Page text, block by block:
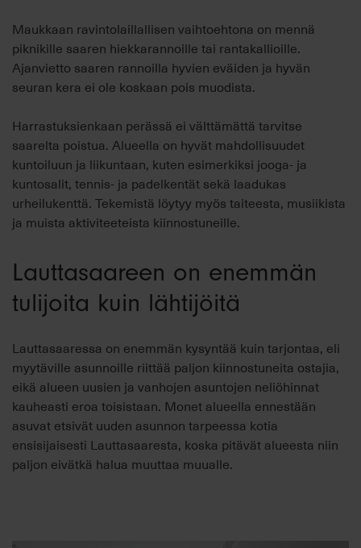
Maukkaan ravintolaillallisen vaihtoehtona on mennä
piknikille saaren hiekkarannoille tai rantakallioille.
Ajanvietto saaren rannoilla hyvien eväiden ja hyvän
seuran kera ei ole koskaan pois muodista.
Harrastuksienkaan perässä ei välttämättä tarvitse
saarelta poistua. Alueella on hyvät mahdollisuudet
kuntoiluun ja liikuntaan, kuten esimerkiksi jooga- ja
kuntosalit, tennis- ja padelkentät sekä laadukas
urheilukenttä. Tekemistä löytyy myös taiteesta, musiikista
ja muista aktiviteeteista kiinnostuneille.
Lauttasaareen on enemmän
tulijoita kuin lähtijöitä
Lauttasaaressa on enemmän kysyntää kuin tarjontaa, eli
myytäville asunnoille riittää paljon kiinnostuneita ostajia,
eikä alueen uusien ja vanhojen asuntojen neliöhinnat
kauheasti eroa toisistaan. Monet alueella ennestään
asuvat etsivät uuden asunnon tarpeessa kotia
ensisijaisesti Lauttasaaresta, koska pitävät alueesta niin
paljon eivätkä halua muuttaa muualle.